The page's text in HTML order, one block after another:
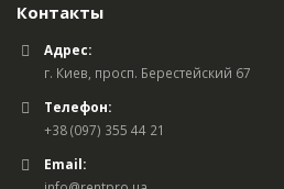
Контакты
Адрес:
г. Киев, просп. Берестейский 67
Телефон:
+38 (097) 355 44 21
Email: